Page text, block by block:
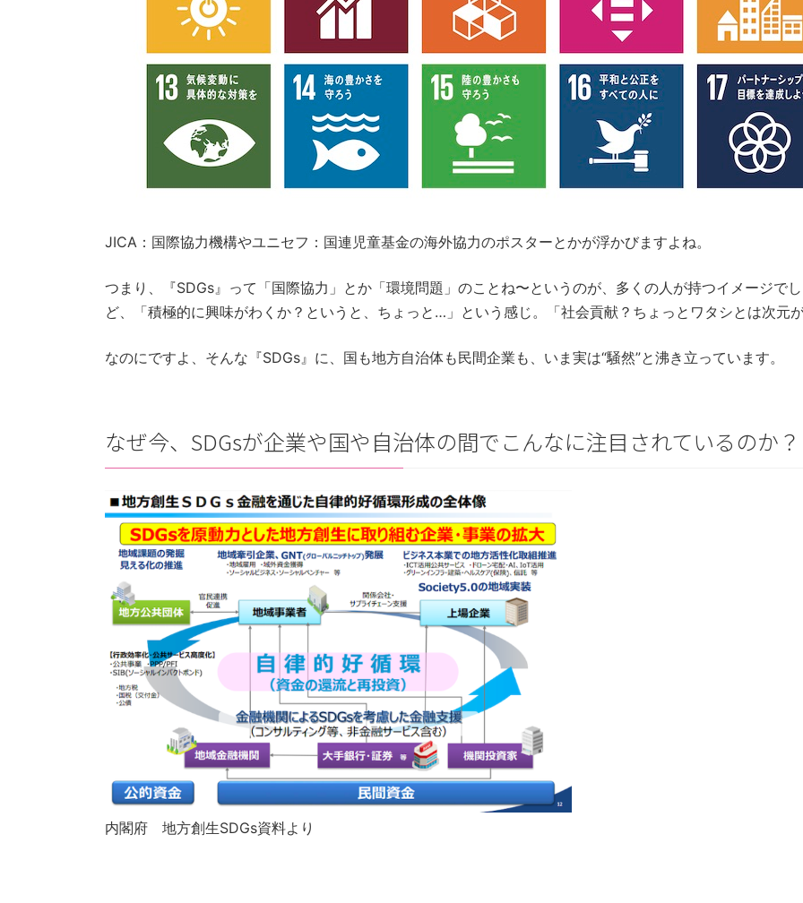
JICA：国際協力機構やユニセフ：国連児童基金の海外協力のポスターとかが浮かびますよね。
つまり、『SDGs』って「国際協力」とか「環境問題」のことね〜というのが、多くの人が持つイメージで
ど、「積極的に興味がわくか？というと、ちょっと…」という感じ。「社会貢献？ちょっとワタシとは次元
なのにですよ、そんな『SDGs』に、国も地方自治体も民間企業も、いま実は“騒然”と沸き立っています。
なぜ今、SDGsが企業や国や自治体の間でこんなに注目されているのか？
内閣府 地方創生SDGs資料より